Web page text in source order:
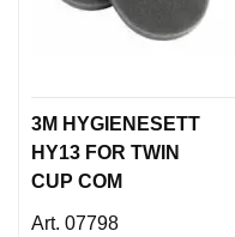
3M HYGIENESETT
HY13 FOR TWIN
CUP COM
07798